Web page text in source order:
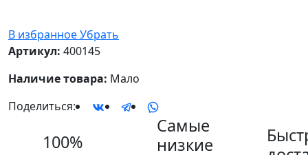
В избранноеУбрать
Артикул: 400145
Наличие товара: Мало
Поделиться:
100%
Самые
низкие